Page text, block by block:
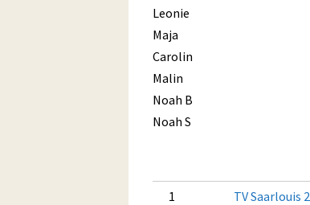
Leonie
Maja
Carolin
Malin
Noah B
Noah S
1
TV Saarlouis 2